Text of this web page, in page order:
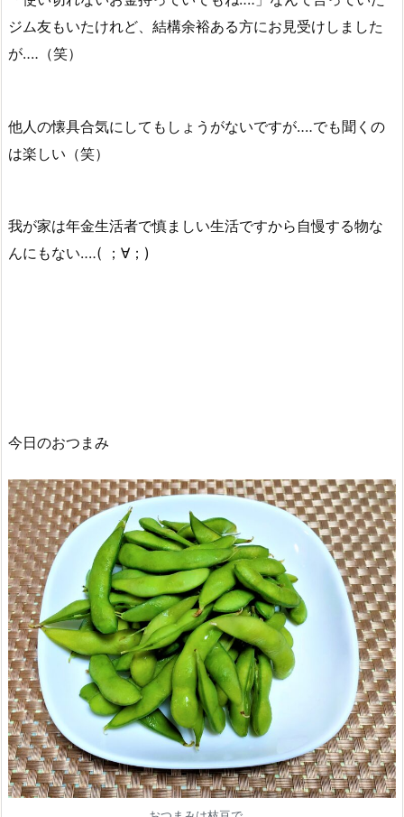
ジム友もいたけれど、結構余裕ある方にお見受けしました
が‥‥（笑）
他人の懐具合気にしてもしょうがないですが‥‥でも聞くの
は楽しい（笑）
我が家は年金生活者で慎ましい生活ですから自慢する物な
んにもない‥‥( ；∀；)
今日のおつまみ